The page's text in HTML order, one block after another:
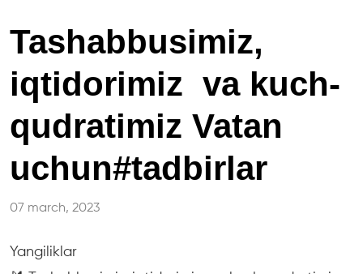
Tashabbusimiz,
iqtidorimiz va kuch-
qudratimiz Vatan
uchun#tadbirlar
07 march, 2023
Yangiliklar